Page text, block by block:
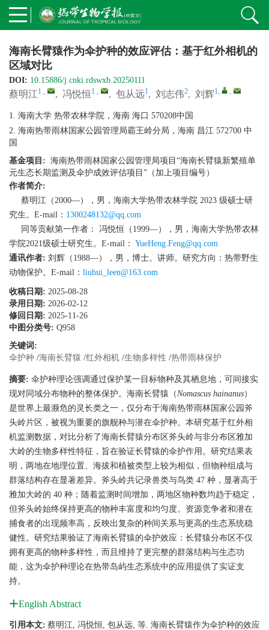
海南长臂猿作为伞护种的效应评估：基于红外相机的
区域对比
DOI: 10.15886/j.cnki.rdswxb.20250111
蔡明江1 , , 冯悦恒1 , , 包从远1, 刘志伟2, 刘辉1, ,
1. 海南大学 热带农林学院，海南 海口 570208中国
2. 海南热带雨林国家公园管理局霸王岭分局，海南 昌江 572700 中
国
基金项目: 海南热带雨林国家公园管理局项目“海南长臂猿新繁殖单
元生态长期监测及伞护成效评估项目”（加上项目编号）
作者简介:
蔡明江（2000—），男，海南大学热带农林学院 2023 级硕士研
究生。E-mail： 1300248132@qq.com
同等贡献第一作者： 冯悦恒（1999—），男，海南大学热带农林
学院2021级硕士研究生。E-mail： YueHeng.Feng@qq.com
通讯作者: 刘辉（1988—），男，博士。讲师。研究方向：热带野生
动物保护。E-mail： liuhui_leen@163.com
收稿日期: 2025-08-28
录用日期: 2026-02-12
修回日期: 2025-11-26
中图分类号: Q958
关键词:
伞护种 /海南长臂猿 /红外相机 /生物多样性 /热带雨林保护
摘要: 伞护种理论强调通过保护某一目标物种及其栖息地，可间接实
现对同域分布物种的整体保护。海南长臂猿（Nomascus hainanus）
是世界上最濒危的灵长类之一，仅分布于海南热带雨林国家公园斧
头岭片区，被视为重要的旗舰种与潜在伞护种。本研究基于红外相
机监测数据，对比分析了海南长臂猿分布区斧头岭与非分布区雅加
大岭的生物多样性特征，旨在验证长臂猿的伞护作用。研究结果表
明，两地在地理位置、海拔和植被类型上较为相似，但物种组成与
群落结构存在显著差异。斧头岭共记录兽类与鸟类 47 种，显著高于
雅加大岭的 40 种；随着监测时间增加，两地区物种数均趋于稳定，
但斧头岭始终保持更高的物种丰富度和均匀度。资源竞争者和潜在
捕食者的出现频率高，反映出复杂的种间关系与更高的生态系统稳
健性。研究结果验证了海南长臂猿的伞护效应：长臂猿分布区不仅
拥有更高的物种多样性，而且维持了更完整的群落结构与生态功
能，这为伞护种理论在热带岛屿生态系统中的应用提供了实证支
持。
English Abstract
引用本文: 蔡明江, 冯悦恒, 包从远, 等. 海南长臂猿作为伞护种的效应